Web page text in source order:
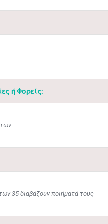
ή Φορείς:
35 διαβάζουν ποιήματά τους